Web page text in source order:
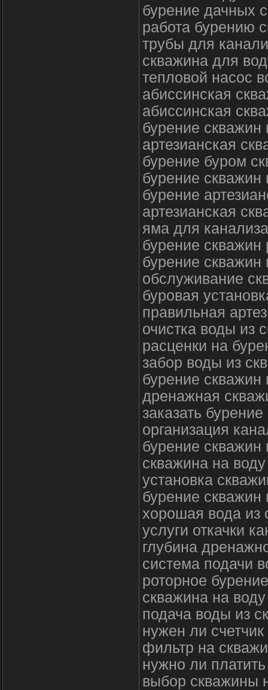
бурение дачных
работа бурению
трубы для
скважина для
тепловой насос
абиссинская
абиссинская
бурение скважин
артезианская
бурение буром
бурение скважин
бурение
артезианская
яма для
бурение скважин
бурение
обслуживание
буровая
правильная
очистка воды из
расценки на
забор воды из
бурение скважин
дренажная
заказать
организация
бурение скважин
скважина на
установка
бурение скважин
хорошая вода из
услуги откачки
глубина
система подачи
роторное
скважина на
подача воды из
нужен ли
фильтр на
нужно ли
выбор скважины